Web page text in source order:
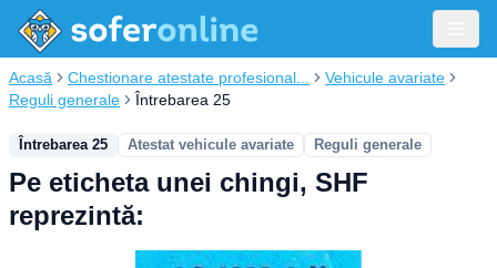
Acasă Chestionare atestate profesional...
Vehicule avariate
Reguli generale
Întrebarea 25
Întrebarea 25 Atestat vehicule avariate Reguli generale
Pe eticheta unei chingi, SHF
reprezintă: